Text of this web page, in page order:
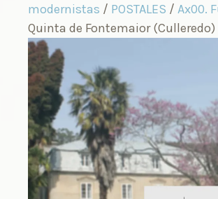
modernistas / POSTALES / Ax00.
Quinta de Fontemaior (Culleredo)